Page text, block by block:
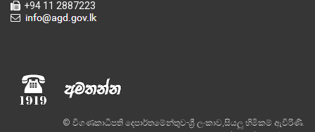
+94 11 2887223
© විගණකාධිපති දෙපාර්තමේන්තුව-ශ්‍රී ලංකාව,සියලු හිමිකම් ඇවිරිණි.